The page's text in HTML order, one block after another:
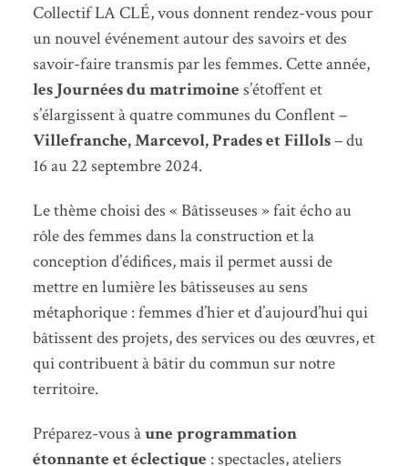
Collectif LA CLÉ, vous donnent rendez-vous pour
un nouvel événement autour des savoirs et des
savoir-faire transmis par les femmes. Cette année,
les Journées du matrimoine s’étoffent et
s’élargissent à quatre communes du Conflent –
Villefranche, Marcevol, Prades et Fillols– du
16 au 22 septembre 2024.
Le thème choisi des « Bâtisseuses » fait écho au
rôle des femmes dans la construction et la
conception d’édifices, mais il permet aussi de
mettre en lumière les bâtisseuses au sens
métaphorique : femmes d’hier et d’aujourd’hui qui
bâtissent des projets, des services ou des œuvres, et
qui contribuent à bâtir du commun sur notre
territoire.
Préparez-vous àune programmation
étonnante et éclectique : spectacles, ateliers